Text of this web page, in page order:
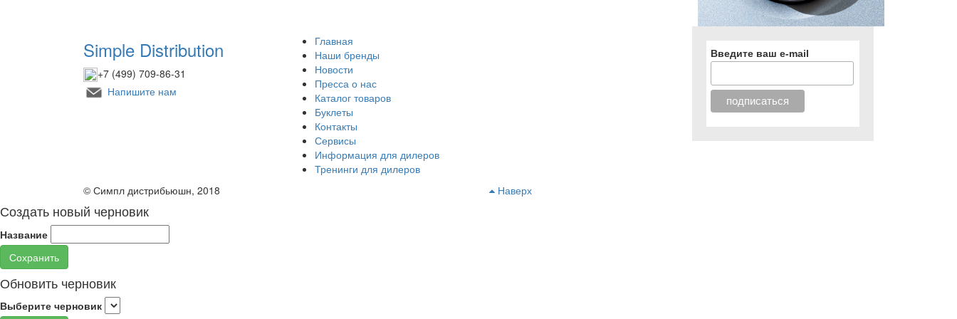
Главная
Наши бренды
Новости
Пресса о нас
Каталог товаров
Буклеты
Контакты
Сервисы
Информация для дилеров
Тренинги для дилеров
Введите ваш e-mail
Simple Distribution
+7 (499) 709-86-31
Напишите нам
© Симпл дистрибьюшн, 2018 Наверх
Создать новый черновик
Название
Сохранить
Обновить черновик
Выберите черновик